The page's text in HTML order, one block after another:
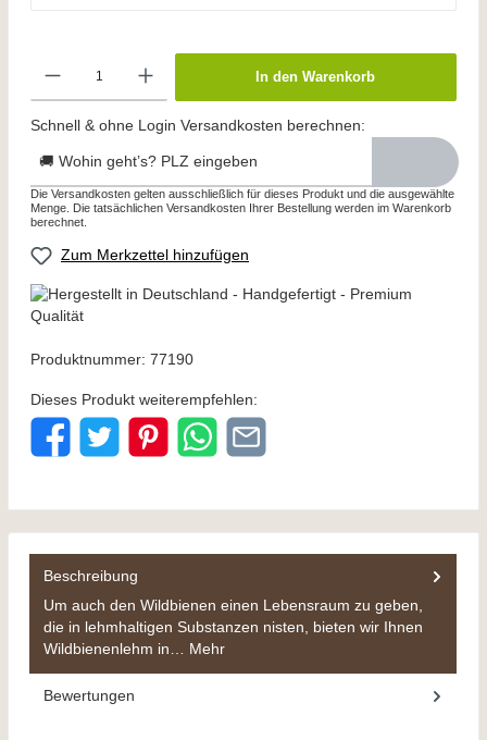
Abbildung ähnlich
In den Warenkorb
Schnell & ohne Login Versandkosten berechnen:
🚚 Wohin geht’s? PLZ eingeben
Die Versandkosten gelten ausschließlich für dieses Produkt und die ausgewählte
Menge. Die tatsächlichen Versandkosten Ihrer Bestellung werden im Warenkorb
berechnet.
Zum Merkzettel hinzufügen
Produktnummer: 77190
Dieses Produkt weiterempfehlen:
Beschreibung
Um auch den Wildbienen einen Lebensraum zu geben,
die in lehmhaltigen Substanzen nisten, bieten wir Ihnen
Wildbienenlehm in…
Mehr
Bewertungen